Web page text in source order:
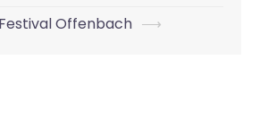
Offenbach ⟶